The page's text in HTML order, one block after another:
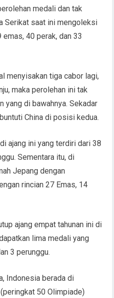
medali dan tak
Serikat saat ini mengoleksi
40 perak, dan 33
menyisakan tiga cabor lagi,
maka perolehan ini tak
yang di bawahnya. Sekadar
China di posisi kedua.
ajang ini yang terdiri dari 38
Sementara itu, di
Jepang dengan
rincian 27 Emas, 14
ajang empat tahunan ini di
lima medali yang
3 perunggu.
Indonesia berada di
50 Olimpiade)